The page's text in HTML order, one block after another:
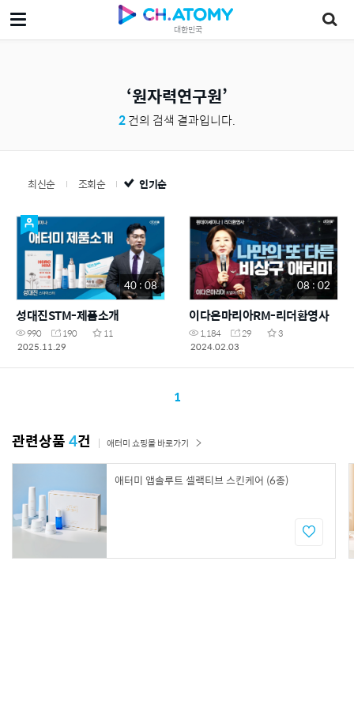
대한민국
원자력연구원
2건의 검색 결과입니다.
최신순 조회순 인기순
40 : 08
성대진STM-제품소개
990 190
11
2025.11.29
08 : 02
이다은마리아RM-리더환영사
1,184 29
3
2024.02.03
1
관련상품4건 애터미 쇼핑몰 바로가기
애터미 앱솔루트 셀랙티브 스킨케어 (6종)